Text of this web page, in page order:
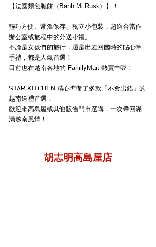
【法國麵包脆餅（Banh Mi Rusk）】！
輕巧方便、常溫保存、獨立小包裝，超適合當作
辦公室或旅程中的分送小禮。
不論是女孩們的旅行，還是出差回國時的貼心伴
手禮，都是人氣首選！
目前也在越南各地的 FamilyMart 熱賣中喔！
STAR KITCHEN 精心準備了多款「不會出錯」的
越南送禮首選，
歡迎來高島屋或其他販售門市選購，一次帶回滿
滿越南風情！
胡志明高島屋店